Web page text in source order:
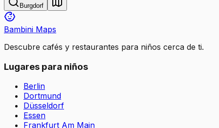
Burgdorf
Bambini Maps
Descubre cafés y restaurantes para niños cerca de ti.
Lugares para niños
Berlin
Dortmund
Düsseldorf
Essen
Frankfurt Am Main